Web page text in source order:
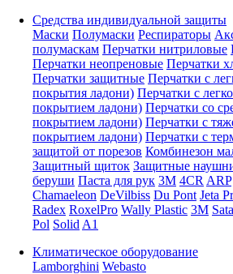
Средства индивидуальной защиты
Маски Полумаски Респираторы
полумаскам Перчатки нитриловые
Перчатки неопреновые Перчатки
Перчатки защитные Перчатки с
покрытия ладони) Перчатки с
покрытием ладони) Перчатки со
покрытием ладони) Перчатки с
покрытием ладони) Перчатки с
защитой от порезов Комбинезон
Защитный щиток Защитные
беруши Паста для рук 3M 4CR ARP
Chamaeleon DeVilbiss Du Pont Jeta
Radex RoxelPro Wally Plastic 3M Sata
Pol Solid A1
Климатическое оборудование
Lamborghini Webasto